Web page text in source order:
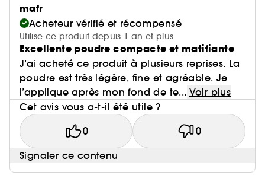
mafr
Acheteur vérifié et récompensé
Utilise ce produit depuis 1 an et plus
Excellente poudre compacte et matifiante
J’ai acheté ce produit à plusieurs reprises. La
poudre est très légère, fine et agréable. Je
l’applique après mon fond de te... Voir plus
Cet avis vous a-t-il été utile ?
0 0
Signaler ce contenu